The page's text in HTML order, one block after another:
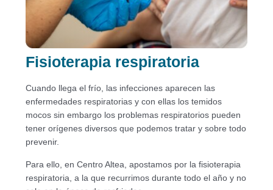
Fisioterapia respiratoria
Cuando llega el frío, las infecciones aparecen las
enfermedades respiratorias y con ellas los temidos
mocos sin embargo los problemas respiratorios pueden
tener orígenes diversos que podemos tratar y sobre todo
prevenir.
Para ello, en Centro Altea, apostamos por la fisioterapia
respiratoria, a la que recurrimos durante todo el año y no